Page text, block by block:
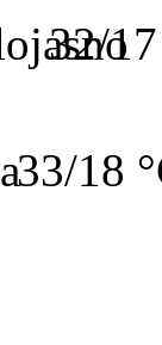
32/
33/18